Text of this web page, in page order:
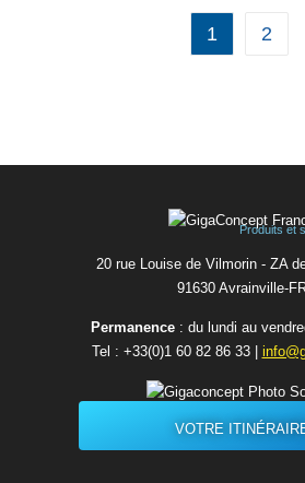
Poids : 1g
1 2
Produits et
20 rue Louise de Vilmorin - ZA
91630 Avrainvilleㅤ-ㅤ
Permanence : du lundi au
Tel : +33(0)1 60 82 86 33|
VOTRE